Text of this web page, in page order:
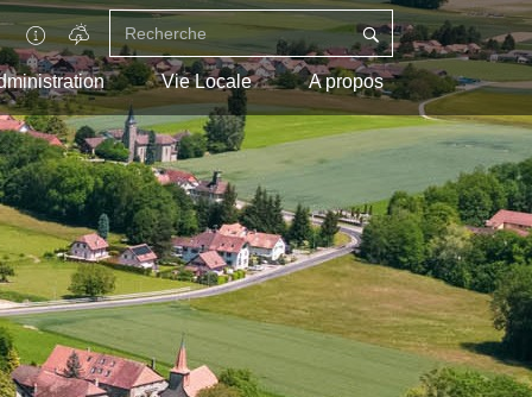
Vie Locale A propos